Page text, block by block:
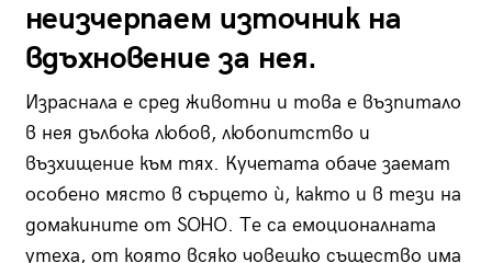
неизчерпаем източник на
вдъхновение за нея.
Израснала е сред животни и това е възпитало
в нея дълбока любов, любопитство и
възхищение към тях. Кучетата обаче заемат
особено място в сърцето ѝ, както и в тези на
домакините от SOHO. Те са емоционалната
утеха, от която всяко човешко същество има